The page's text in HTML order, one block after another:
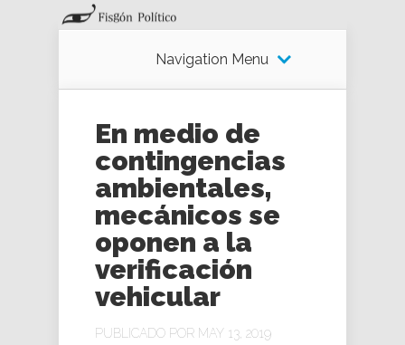
Navigation Menu
En medio de
contingencias
ambientales,
mecánicos se
oponen a la
verificación
vehicular
PUBLICADO POR MAY 13, 2019